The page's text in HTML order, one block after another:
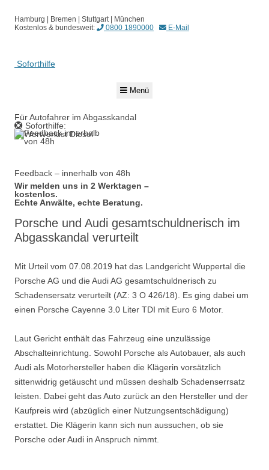
Hamburg | Bremen | Stuttgart | München
Kostenlos & bundesweit:
0800 1890000 E-Mail
Soforthilfe
Menü
Für Autofahrer im Abgasskandal
Soforthilfe:
Feedback – innerhalb von 48h
Wir melden uns in 2 Werktagen –
kostenlos.
Echte Anwälte, echte Beratung.
Porsche und Audi gesamtschuldnerisch im
Abgasskandal verurteilt
Mit Urteil vom 07.08.2019 hat das Landgericht Wuppertal die
Porsche AG und die Audi AG gesamtschuldnerisch zu
Schadensersatz verurteilt (AZ: 3 O 426/18). Es ging dabei um
einen Porsche Cayenne 3.0 Liter TDI mit Euro 6 Motor.
Laut Gericht enthält das Fahrzeug eine unzulässige
Abschalteinrichtung. Sowohl Porsche als Autobauer, als auch
Audi als Motorhersteller haben die Klägerin vorsätzlich
sittenwidrig getäuscht und müssen deshalb Schadenserrsatz
leisten. Dabei geht das Auto zurück an den Hersteller und der
Kaufpreis wird (abzüglich einer Nutzungsentschädigung)
erstattet. Die Klägerin kann sich nun aussuchen, ob sie
Porsche oder Audi in Anspruch nimmt.